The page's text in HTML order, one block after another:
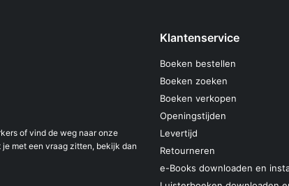
of vind de weg naar onze
met een vraag zitten, bekijk dan
Klantenservice
Boeken bestellen
Boeken zoeken
Boeken verkopen
Openingstijden
Levertijd
Retourneren
e-Books downloaden en